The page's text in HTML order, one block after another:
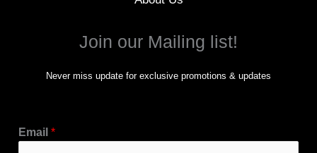
Join our Mailing list!
Never miss update for exclusive promotions & updates
Email *